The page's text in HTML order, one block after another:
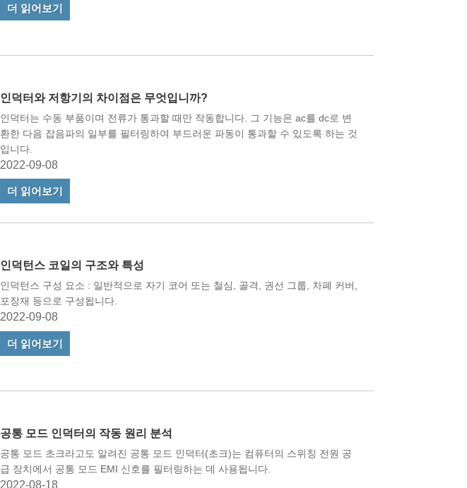
더 읽어보기
인덕터와 저항기의 차이점은 무엇입니까?
인덕터는 수동 부품이며 전류가 통과할 때만 작동합니다. 그 기능은 ac를 dc로 변
환한 다음 잡음파의 일부를 필터링하여 부드러운 파동이 통과할 수 있도록 하는 것
입니다.
2022-09-08
더 읽어보기
인덕턴스 코일의 구조와 특성
인덕턴스 구성 요소 : 일반적으로 자기 코어 또는 철심, 골격, 권선 그룹, 차폐 커버,
포장재 등으로 구성됩니다.
2022-09-08
더 읽어보기
공통 모드 인덕터의 작동 원리 분석
공통 모드 초크라고도 알려진 공통 모드 인덕터(초크)는 컴퓨터의 스위칭 전원 공
급 장치에서 공통 모드 EMI 신호를 필터링하는 데 사용됩니다.
2022-08-18